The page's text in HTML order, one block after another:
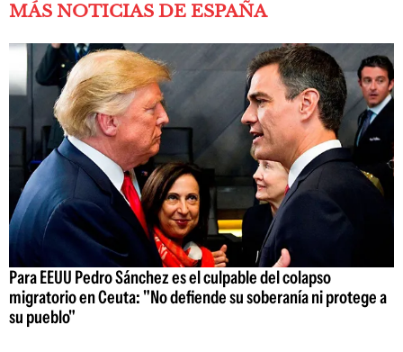
MÁS NOTICIAS DE ESPAÑA
Para EEUU Pedro Sánchez es el culpable del colapso
migratorio en Ceuta: "No defiende su soberanía ni protege a
su pueblo"